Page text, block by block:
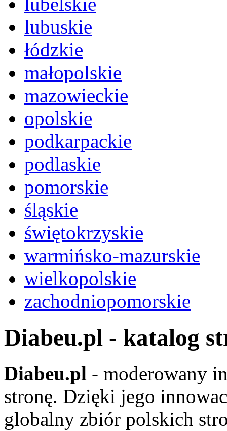
lubuskie
łódzkie
małopolskie
mazowieckie
opolskie
podkarpackie
podlaskie
pomorskie
śląskie
świętokrzyskie
warmińsko-mazurskie
wielkopolskie
zachodniopomorskie
Diabeu.pl - katalog
Diabeu.pl - moderowany
stronę. Dzięki jego
globalny zbiór polskich